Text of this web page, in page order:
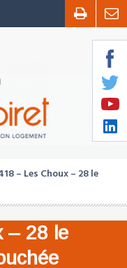
– Les Choux – 28 le
– 28 le